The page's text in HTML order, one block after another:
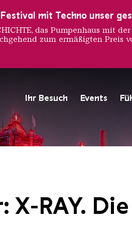
Ihr Besuch Events
Hochofengruppe in Rot
Copyright: Weltkulturerbe
RAY.
mit Techno unser
das Pumpenhaus mit
zum ermäßigten Preis